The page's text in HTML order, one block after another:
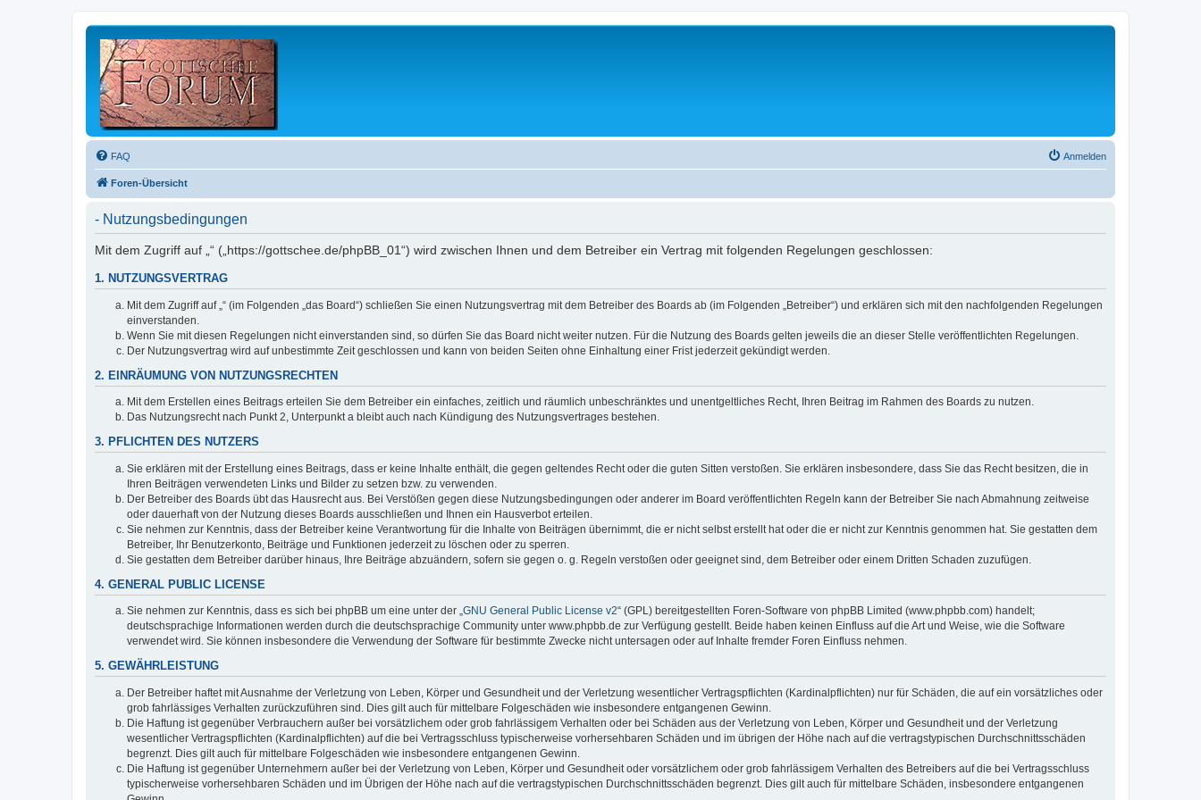
FAQ Anmelden
Foren-Übersicht
- Nutzungsbedingungen
Mit dem Zugriff auf „“ („https://gottschee.de/phpBB_01“) wird zwischen Ihnen und dem Betreiber ein Vertrag mit folgenden Regelungen geschlossen:
1. NUTZUNGSVERTRAG
Mit dem Zugriff auf „“ (im Folgenden „das Board“) schließen Sie einen Nutzungsvertrag mit dem Betreiber des Boards ab (im Folgenden „Betreiber“) und erklären sich mit den nachfolgenden Regelungen
einverstanden.
Wenn Sie mit diesen Regelungen nicht einverstanden sind, so dürfen Sie das Board nicht weiter nutzen. Für die Nutzung des Boards gelten jeweils die an dieser Stelle veröffentlichten Regelungen.
Der Nutzungsvertrag wird auf unbestimmte Zeit geschlossen und kann von beiden Seiten ohne Einhaltung einer Frist jederzeit gekündigt werden.
2. EINRÄUMUNG VON NUTZUNGSRECHTEN
Mit dem Erstellen eines Beitrags erteilen Sie dem Betreiber ein einfaches, zeitlich und räumlich unbeschränktes und unentgeltliches Recht, Ihren Beitrag im Rahmen des Boards zu nutzen.
Das Nutzungsrecht nach Punkt 2, Unterpunkt a bleibt auch nach Kündigung des Nutzungsvertrages bestehen.
3. PFLICHTEN DES NUTZERS
Sie erklären mit der Erstellung eines Beitrags, dass er keine Inhalte enthält, die gegen geltendes Recht oder die guten Sitten verstoßen. Sie erklären insbesondere, dass Sie das Recht besitzen, die in
Ihren Beiträgen verwendeten Links und Bilder zu setzen bzw. zu verwenden.
Der Betreiber des Boards übt das Hausrecht aus. Bei Verstößen gegen diese Nutzungsbedingungen oder anderer im Board veröffentlichten Regeln kann der Betreiber Sie nach Abmahnung zeitweise
oder dauerhaft von der Nutzung dieses Boards ausschließen und Ihnen ein Hausverbot erteilen.
Sie nehmen zur Kenntnis, dass der Betreiber keine Verantwortung für die Inhalte von Beiträgen übernimmt, die er nicht selbst erstellt hat oder die er nicht zur Kenntnis genommen hat. Sie gestatten dem
Betreiber, Ihr Benutzerkonto, Beiträge und Funktionen jederzeit zu löschen oder zu sperren.
Sie gestatten dem Betreiber darüber hinaus, Ihre Beiträge abzuändern, sofern sie gegen o. g. Regeln verstoßen oder geeignet sind, dem Betreiber oder einem Dritten Schaden zuzufügen.
4. GENERAL PUBLIC LICENSE
Sie nehmen zur Kenntnis, dass es sich bei phpBB um eine unter der „GNU General Public License v2“ (GPL) bereitgestellten Foren-Software von phpBB Limited (www.phpbb.com) handelt;
deutschsprachige Informationen werden durch die deutschsprachige Community unter www.phpbb.de zur Verfügung gestellt. Beide haben keinen Einfluss auf die Art und Weise, wie die Software
verwendet wird. Sie können insbesondere die Verwendung der Software für bestimmte Zwecke nicht untersagen oder auf Inhalte fremder Foren Einfluss nehmen.
5. GEWÄHRLEISTUNG
Der Betreiber haftet mit Ausnahme der Verletzung von Leben, Körper und Gesundheit und der Verletzung wesentlicher Vertragspflichten (Kardinalpflichten) nur für Schäden, die auf ein vorsätzliches oder
grob fahrlässiges Verhalten zurückzuführen sind. Dies gilt auch für mittelbare Folgeschäden wie insbesondere entgangenen Gewinn.
Die Haftung ist gegenüber Verbrauchern außer bei vorsätzlichem oder grob fahrlässigem Verhalten oder bei Schäden aus der Verletzung von Leben, Körper und Gesundheit und der Verletzung
wesentlicher Vertragspflichten (Kardinalpflichten) auf die bei Vertragsschluss typischerweise vorhersehbaren Schäden und im übrigen der Höhe nach auf die vertragstypischen Durchschnittsschäden
begrenzt. Dies gilt auch für mittelbare Folgeschäden wie insbesondere entgangenen Gewinn.
Die Haftung ist gegenüber Unternehmern außer bei der Verletzung von Leben, Körper und Gesundheit oder vorsätzlichem oder grob fahrlässigem Verhalten des Betreibers auf die bei Vertragsschluss
typischerweise vorhersehbaren Schäden und im Übrigen der Höhe nach auf die vertragstypischen Durchschnittsschäden begrenzt. Dies gilt auch für mittelbare Schäden, insbesondere entgangenen